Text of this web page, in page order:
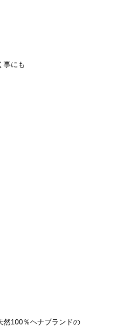
事にも
然100％ヘナブランドの